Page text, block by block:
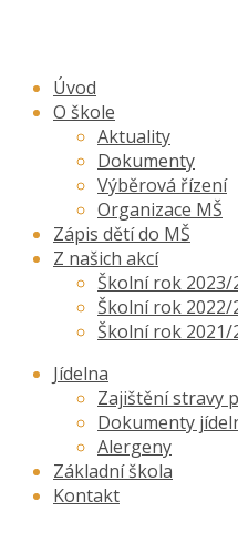
Úvod
O škole
Aktuality
Dokumenty
Výběrová řízení
Organizace MŠ
Zápis dětí do MŠ
Z našich akcí
Školní rok 2023/
Školní rok 2022/
Školní rok 2021/
Jídelna
Zajištění stravy
Dokumenty
Alergeny
Základní škola
Kontakt